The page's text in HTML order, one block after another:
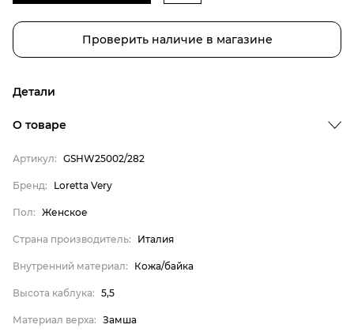
Проверить наличие в магазине
Детали
Бренд
Пол
О товаре
Артикул: GSHW25002/282
Бренд: Loretta Very
Пол: Женское
Страна производитель: Италия
Внутренний материал: Кожа/байка
Высота каблука: 5,5
Материал верха: Замша